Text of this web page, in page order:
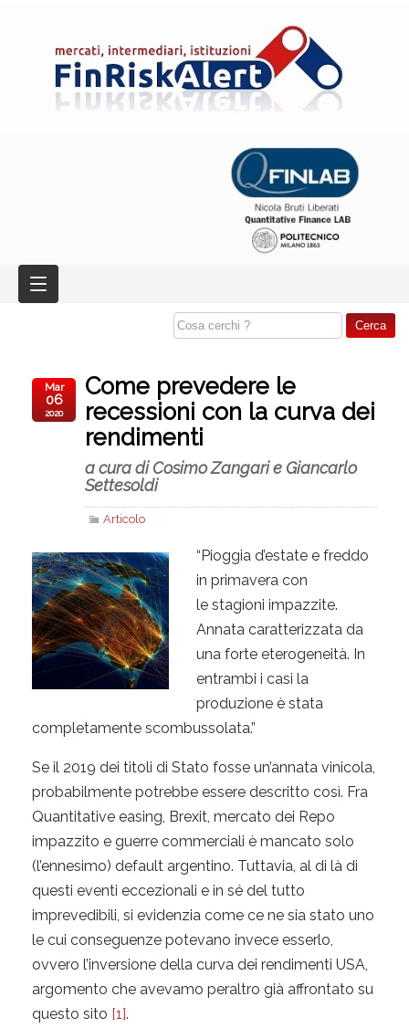
Come prevedere le
recessioni con la curva dei
rendimenti
a cura di Cosimo Zangari e Giancarlo
Settesoldi
Articolo
Mar
06
2020
“Pioggia d’estate e freddo
in primavera con
le stagioni impazzite.
Annata caratterizzata da
una forte eterogeneità. In
entrambi i casi la
produzione è stata
completamente scombussolata.”
Se il 2019 dei titoli di Stato fosse un’annata vinicola,
probabilmente potrebbe essere descritto così. Fra
Quantitative easing, Brexit, mercato dei Repo
impazzito e guerre commerciali è mancato solo
(l’ennesimo) default argentino. Tuttavia, al di là di
questi eventi eccezionali e in sé del tutto
imprevedibili, si evidenzia come ce ne sia stato uno
le cui conseguenze potevano invece esserlo,
ovvero l’inversione della curva dei rendimenti USA,
argomento che avevamo peraltro già affrontato su
questo sito [1].